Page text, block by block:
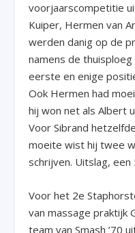
voorjaarscompetitie
Kuiper, Hermen van
werden danig op de
namens de
eerste en enige
Ook Hermen had
hij won net als Albert
Voor Sibrand
moeite wist hij twee
schrijven. Uitslag,
Voor het 2e
van massage praktijk
team van Smash ’70